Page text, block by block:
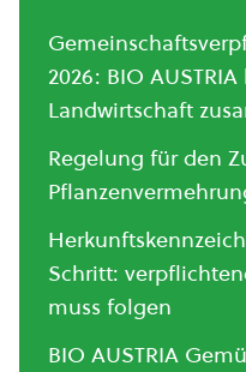
2026: BIO
Landwirtschaft
Regelung für den
Schritt:
muss folgen
BIO AUSTRIA